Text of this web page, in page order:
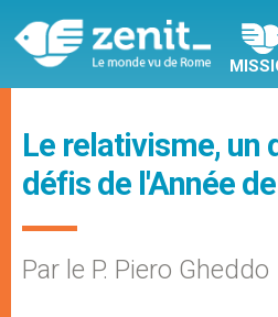
Le relativisme, un
défis de l'Année
Par le P. Piero Gheddo